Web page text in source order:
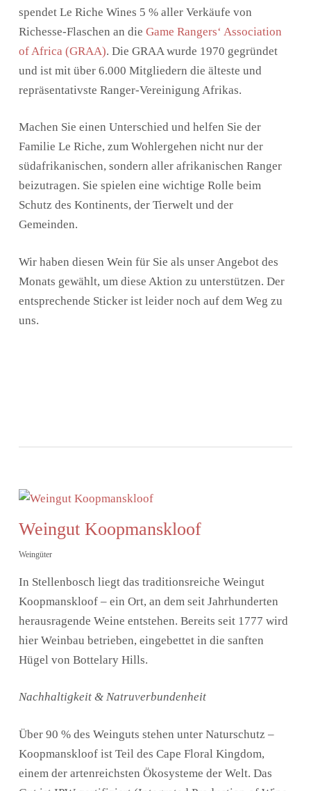
spendet Le Riche Wines 5 % aller Verkäufe von
Richesse-Flaschen an die Game Rangers‘ Association
of Africa (GRAA). Die GRAA wurde 1970 gegründet
und ist mit über 6.000 Mitgliedern die älteste und
repräsentativste Ranger-Vereinigung Afrikas.
Machen Sie einen Unterschied und helfen Sie der
Familie Le Riche, zum Wohlergehen nicht nur der
südafrikanischen, sondern aller afrikanischen Ranger
beizutragen. Sie spielen eine wichtige Rolle beim
Schutz des Kontinents, der Tierwelt und der
Gemeinden.
Wir haben diesen Wein für Sie als unser Angebot des
Monats gewählt, um diese Aktion zu unterstützen. Der
entsprechende Sticker ist leider noch auf dem Weg zu
uns.
Weingut Koopmanskloof
Weingüter
In Stellenbosch liegt das traditionsreiche Weingut
Koopmanskloof – ein Ort, an dem seit Jahrhunderten
herausragende Weine entstehen. Bereits seit 1777 wird
hier Weinbau betrieben, eingebettet in die sanften
Hügel von Bottelary Hills.
Nachhaltigkeit & Natruverbundenheit
Über 90 % des Weinguts stehen unter Naturschutz –
Koopmanskloof ist Teil des Cape Floral Kingdom,
einem der artenreichsten Ökosysteme der Welt. Das